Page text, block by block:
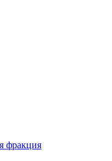
фракция